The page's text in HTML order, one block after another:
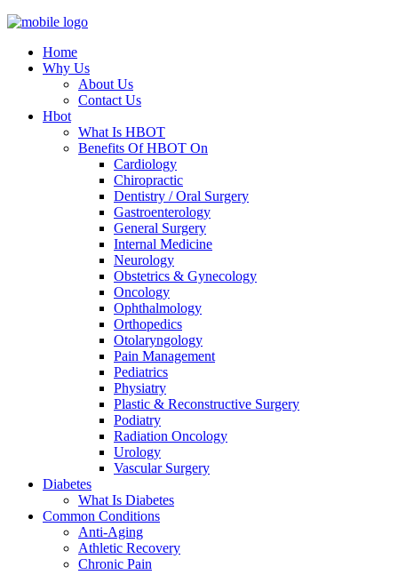
Home
Why Us
About Us
Contact Us
Hbot
What Is HBOT
Benefits Of HBOT On
Cardiology
Chiropractic
Dentistry / Oral Surgery
Gastroenterology
General Surgery
Internal Medicine
Neurology
Obstetrics & Gynecology
Oncology
Ophthalmology
Orthopedics
Otolaryngology
Pain Management
Pediatrics
Physiatry
Plastic & Reconstructive Surgery
Podiatry
Radiation Oncology
Urology
Vascular Surgery
Diabetes
What Is Diabetes
Common Conditions
Anti-Aging
Athletic Recovery
Chronic Pain